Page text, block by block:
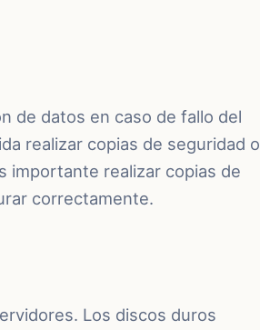
de datos en caso de fallo del
realizar copias de seguridad o
importante realizar copias de
correctamente.
Los discos duros